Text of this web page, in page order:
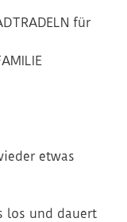
für
etwas
los und dauert